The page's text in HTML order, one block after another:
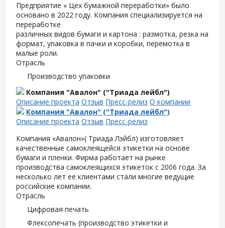
Предприятие « Цех бумажной переработки» было
основано в 2022 году. Компания специализируется на
переработке
различных видов бумаги и картона : размотка, резка на
формат, упаковка в пачки и коробки, перемотка в
малые роли.
Отрасль
Производство упаковки
Компания "Авалон" ("Триада лейбл")
Описание проекта Отзыв Пресс-релиз О компании
Компания "Авалон" ("Триада лейбл")
Описание проекта Отзыв Пресс-релиз
Компания «Авалон»( Триада Лэйбл) изготовляет
качественные самоклеящейся этикетки на основе
бумаги и пленки. Фирма работает на рынке
производства самоклеящихся этикеток с 2006 года. За
несколько лет ее клиентами стали многие ведущие
российские компании.
Отрасль
Цифровая печать
Флексопечать (производство этикетки и